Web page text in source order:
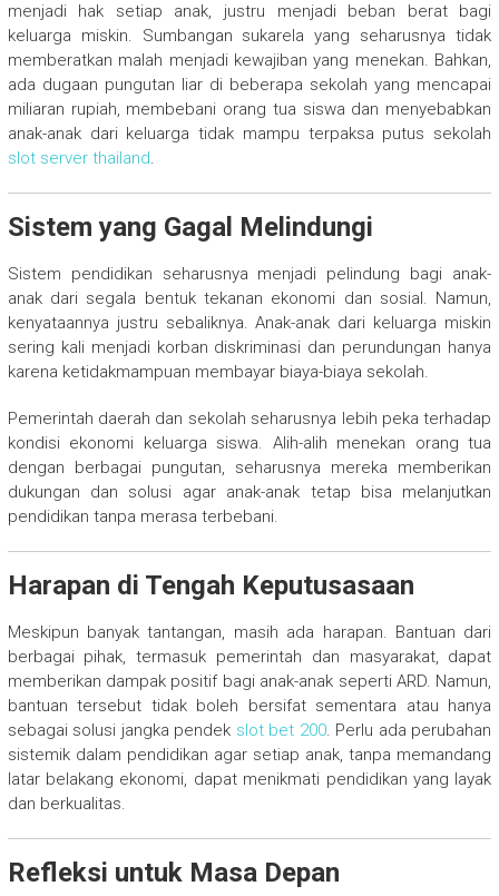
menjadi hak setiap anak, justru menjadi beban berat bagi
keluarga miskin. Sumbangan sukarela yang seharusnya tidak
memberatkan malah menjadi kewajiban yang menekan. Bahkan,
ada dugaan pungutan liar di beberapa sekolah yang mencapai
miliaran rupiah, membebani orang tua siswa dan menyebabkan
anak-anak dari keluarga tidak mampu terpaksa putus sekolah
slot server thailand.
Sistem yang Gagal Melindungi
Sistem pendidikan seharusnya menjadi pelindung bagi anak-
anak dari segala bentuk tekanan ekonomi dan sosial. Namun,
kenyataannya justru sebaliknya. Anak-anak dari keluarga miskin
sering kali menjadi korban diskriminasi dan perundungan hanya
karena ketidakmampuan membayar biaya-biaya sekolah.
Pemerintah daerah dan sekolah seharusnya lebih peka terhadap
kondisi ekonomi keluarga siswa. Alih-alih menekan orang tua
dengan berbagai pungutan, seharusnya mereka memberikan
dukungan dan solusi agar anak-anak tetap bisa melanjutkan
pendidikan tanpa merasa terbebani.
Harapan di Tengah Keputusasaan
Meskipun banyak tantangan, masih ada harapan. Bantuan dari
berbagai pihak, termasuk pemerintah dan masyarakat, dapat
memberikan dampak positif bagi anak-anak seperti ARD. Namun,
bantuan tersebut tidak boleh bersifat sementara atau hanya
sebagai solusi jangka pendek slot bet 200. Perlu ada perubahan
sistemik dalam pendidikan agar setiap anak, tanpa memandang
latar belakang ekonomi, dapat menikmati pendidikan yang layak
dan berkualitas.
Refleksi untuk Masa Depan